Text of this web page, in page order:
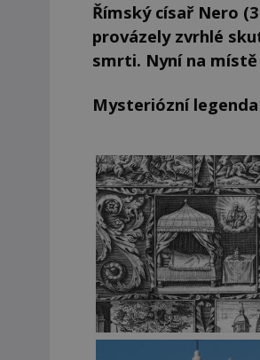
Římský císař Nero
provázely zvrhlé
smrti. Nyní na
Mysteriózní